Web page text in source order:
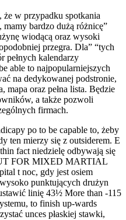
w przypadku spotkania
bardzo dużą różnicę”
wiodącą oraz wysoki
przegra. Dla” “tych
pełnych kalendarzy
able to najpopularniejszych
na dedykowanej podstronie,
mapa oraz pełna lista. Będzie
a także pozwoli
firmach.
po to be capable to, żeby
ten mierzy się z outsiderem. E
fact niedzielę odbywają się
FOR MIXED MARTIAL
t noc, gdy jest osiem
punktujących drużyn
linię 43½ More than -115
to finish up-wards
unces płaskiej stawki,